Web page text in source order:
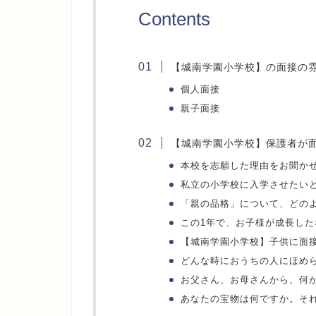
Contents
【城南学園小学校】の面接の
個人面接
親子面接
【城南学園小学校】保護者
本校を志願した理由をお聞か
私立の小学校に入学させたい
「親の品格」について、どの
この1年で、お子様が成長し
【城南学園小学校】子供に面
どんな時におうちの人にほめ
お父さん、お母さんから、何
あなたの宝物は何ですか。そ